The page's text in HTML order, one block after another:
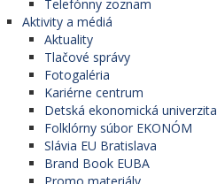
Telefónny zoznam
Aktivity a médiá
Aktuality
Tlačové správy
Fotogaléria
Kariérne centrum
Detská ekonomická univerzita
Folklórny súbor EKONÓM
Slávia EU Bratislava
Brand Book EUBA